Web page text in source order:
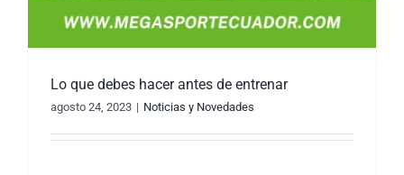
Lo que debes hacer antes de entrenar
agosto 24, 2023 | Noticias y Novedades